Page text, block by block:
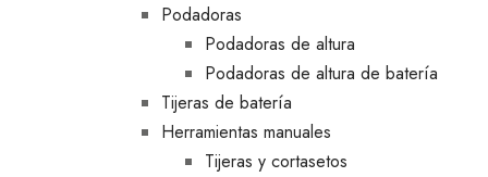
Podadoras
Podadoras de altura
Podadoras de altura de batería
Tijeras de batería
Herramientas manuales
Tijeras y cortasetos